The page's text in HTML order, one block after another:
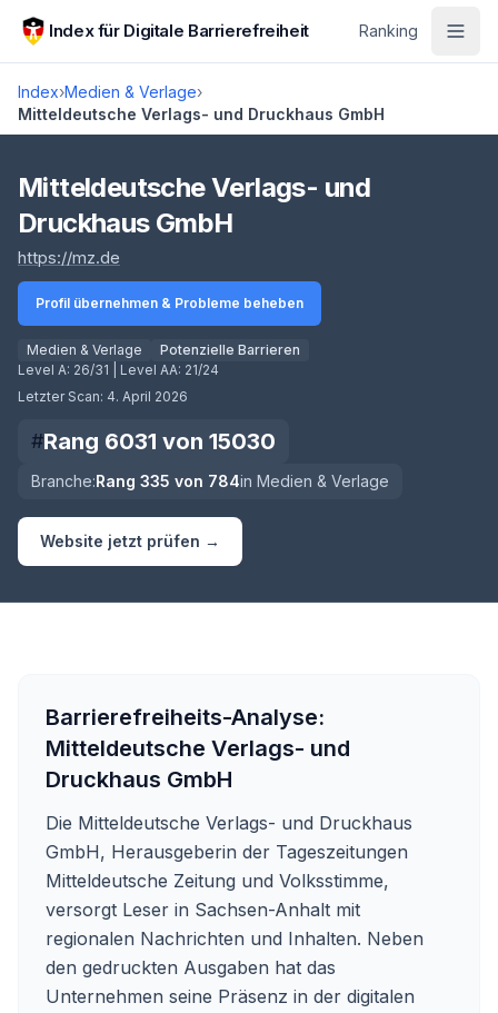
Zum Hauptinhalt springen
Index für Digitale Barrierefreiheit Ranking
Index›Medien & Verlage›
Mitteldeutsche Verlags- und Druckhaus GmbH
Score lädt
Mitteldeutsche Verlags- und
Druckhaus GmbH
https://mz.de
Profil übernehmen & Probleme beheben
Medien & Verlage
Potenzielle Barrieren
Level A: 26/31 | Level AA: 21/24
Letzter Scan: 4. April 2026
#Rang 6031 von 15030
Branche:Rang 335 von 784in Medien & Verlage
Website jetzt prüfen →
Barrierefreiheits-Analyse:
Mitteldeutsche Verlags- und
Druckhaus GmbH
Die Mitteldeutsche Verlags- und Druckhaus
GmbH, Herausgeberin der Tageszeitungen
Mitteldeutsche Zeitung und Volksstimme,
versorgt Leser in Sachsen-Anhalt mit
regionalen Nachrichten und Inhalten. Neben
den gedruckten Ausgaben hat das
Unternehmen seine Präsenz in der digitalen